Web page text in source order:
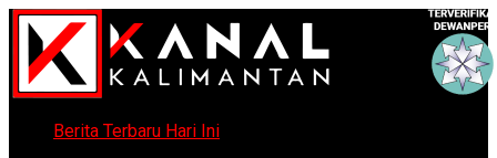
Berita Terbaru Hari Ini